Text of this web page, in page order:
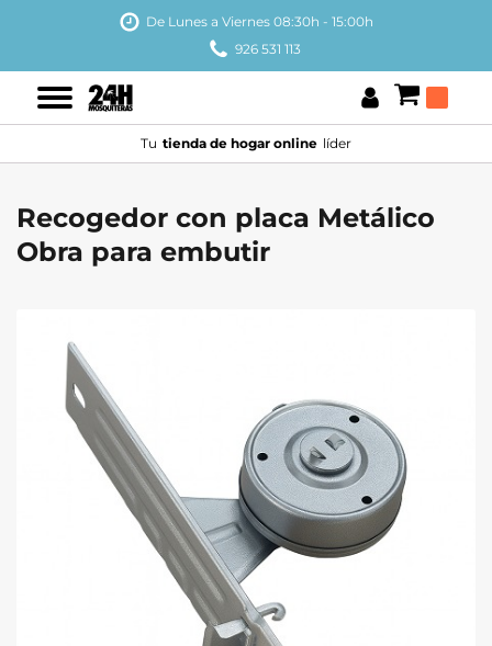
De Lunes a Viernes 08:30h - 15:00h
926 531 113
Tu tienda de hogar online líder
Recogedor con placa Metálico
Obra para embutir